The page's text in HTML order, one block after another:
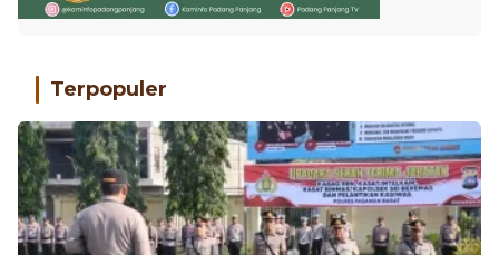
Terpopuler